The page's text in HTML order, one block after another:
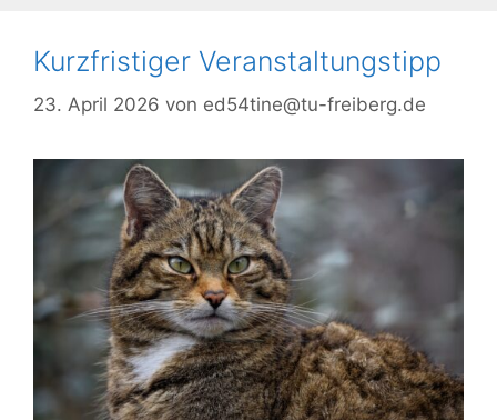
Kurzfristiger Veranstaltungstipp
23. April 2026 von ed54tine@tu-freiberg.de